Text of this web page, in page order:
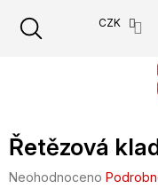
obsah
CZK
Řetězová
Průměrné
Neohodnoceno